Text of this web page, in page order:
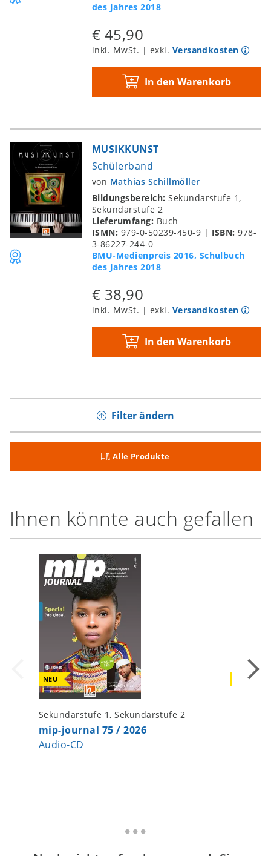
des Jahres 2018
€ 45,90
inkl. MwSt. | exkl. Versandkosten
In den Warenkorb
MUSIKKUNST
Schülerband
von Mathias Schillmöller
Bildungsbereich:Sekundarstufe 1,
Sekundarstufe 2
Lieferumfang: Buch
ISMN: 979-0-50239-450-9 | ISBN:978-
3-86227-244-0
BMU-Medienpreis 2016, Schulbuch
des Jahres 2018
€ 38,90
inkl. MwSt. | exkl. Versandkosten
In den Warenkorb
Filter ändern
Alle Produkte
Ihnen könnte auch gefallen
NEU
Sekundarstufe 1, Sekundarstufe 2
mip-journal 75 / 2026
Audio-CD
NEU